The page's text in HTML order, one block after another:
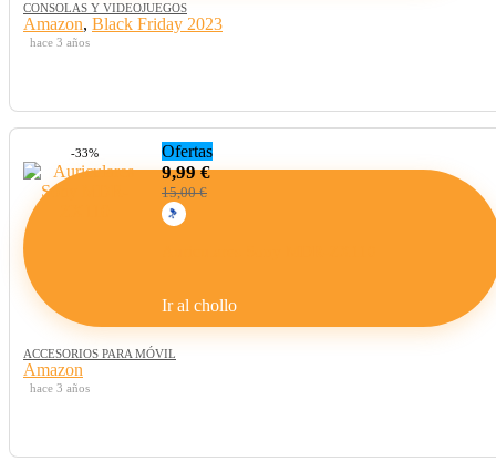
CONSOLAS Y VIDEOJUEGOS
Amazon, Black Friday 2023
hace 3 años
Ofertas
-33%
9,99 €
15,00 €
Ir al chollo
ACCESORIOS PARA MÓVIL
Amazon
hace 3 años